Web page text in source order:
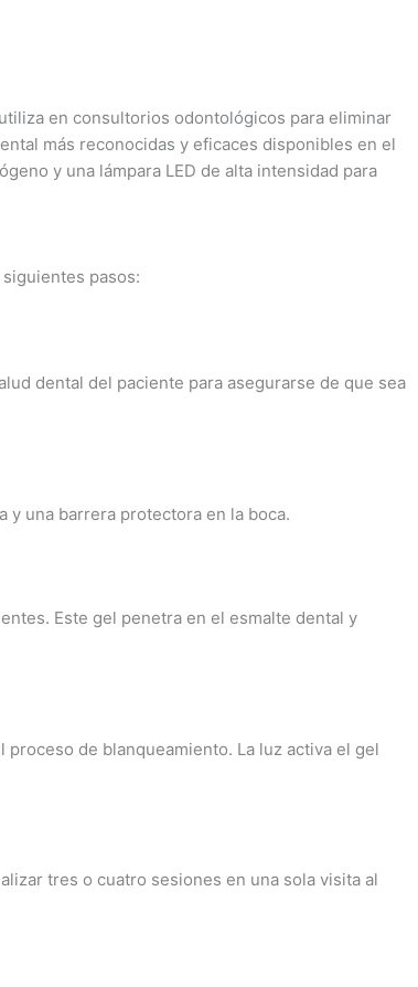
en consultorios odontológicos para eliminar
más reconocidas y eficaces disponibles en el
y una lámpara LED de alta intensidad para
pasos:
dental del paciente para asegurarse de que sea
y una barrera protectora en la boca.
Este gel penetra en el esmalte dental y
de blanqueamiento. La luz activa el gel
tres o cuatro sesiones en una sola visita al